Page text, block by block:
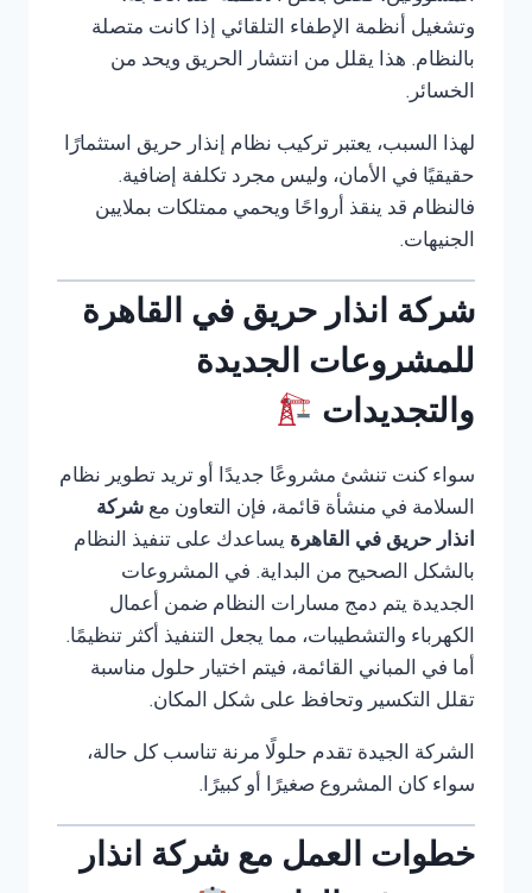
وتشغيل أنظمة الإطفاء التلقائي إذا كانت متصلة
بالنظام. هذا يقلل من انتشار الحريق ويحد من
الخسائر.
لهذا السبب، يعتبر تركيب نظام إنذار حريق استثمارًا
حقيقيًا في الأمان، وليس مجرد تكلفة إضافية.
فالنظام قد ينقذ أرواحًا ويحمي ممتلكات بملايين
الجنيهات.
شركة انذار حريق في القاهرة
للمشروعات الجديدة
والتجديدات
سواء كنت تنشئ مشروعًا جديدًا أو تريد تطوير نظام
السلامة في منشأة قائمة، فإن التعاون مع شركة
انذار حريق في القاهرة يساعدك على تنفيذ النظام
بالشكل الصحيح من البداية. في المشروعات
الجديدة يتم دمج مسارات النظام ضمن أعمال
الكهرباء والتشطيبات، مما يجعل التنفيذ أكثر تنظيمًا.
أما في المباني القائمة، فيتم اختيار حلول مناسبة
تقلل التكسير وتحافظ على شكل المكان.
الشركة الجيدة تقدم حلولًا مرنة تناسب كل حالة،
سواء كان المشروع صغيرًا أو كبيرًا.
خطوات العمل مع شركة انذار